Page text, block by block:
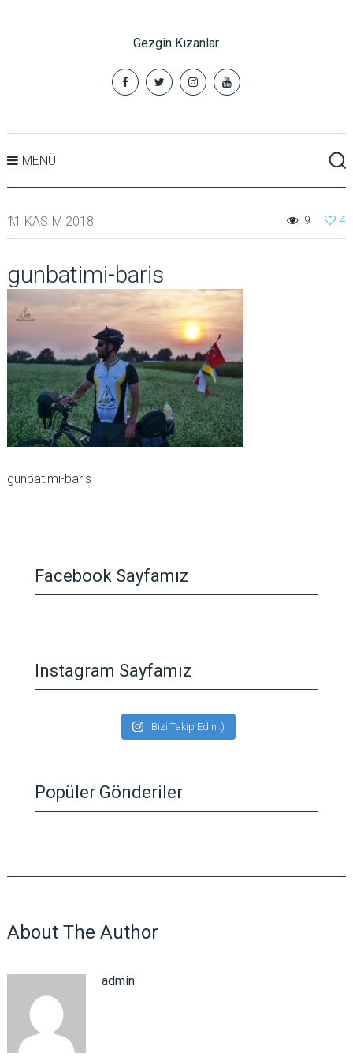
Gezgin Kızanlar
MENÜ
11 KASIM 2018 4
9
gunbatimi-baris
gunbatimi-baris
Facebook Sayfamız
Instagram Sayfamız
Bizi Takip Edin :)
Popüler Gönderiler
About The Author
admin